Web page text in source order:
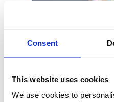
Consent
This website uses cookies
We use cookies to
Avsalt Group